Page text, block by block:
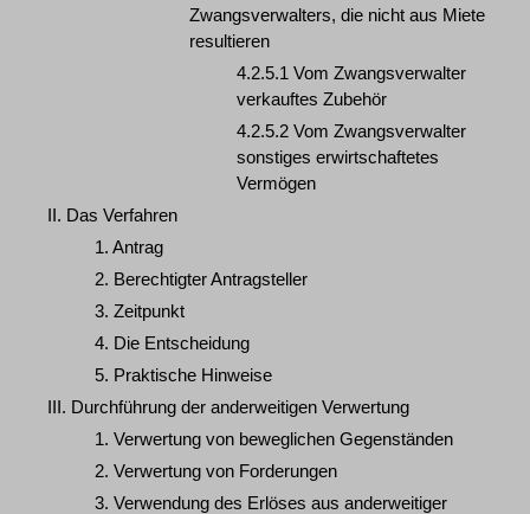
Zwangsverwalters, die nicht aus Miete
resultieren
4.2.5.1 Vom Zwangsverwalter
verkauftes Zubehör
4.2.5.2 Vom Zwangsverwalter
sonstiges erwirtschaftetes
Vermögen
II. Das Verfahren
1. Antrag
2. Berechtigter Antragsteller
3. Zeitpunkt
4. Die Entscheidung
5. Praktische Hinweise
III. Durchführung der anderweitigen Verwertung
1. Verwertung von beweglichen Gegenständen
2. Verwertung von Forderungen
3. Verwendung des Erlöses aus anderweitiger